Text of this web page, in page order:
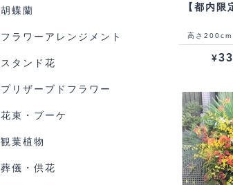
胡蝶蘭
フラワーアレンジメント
スタンド花
プリザーブドフラワー
花束・ブーケ
観葉植物
葬儀・供花
【都内
高さ
¥